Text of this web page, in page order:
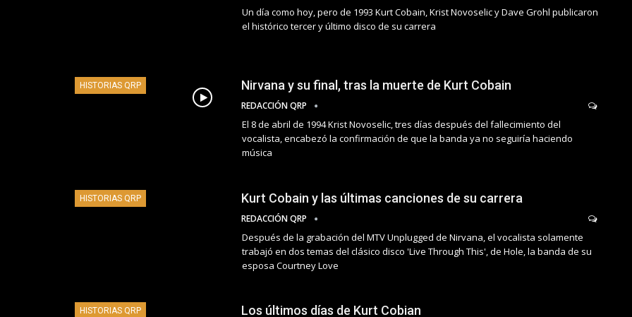
Un día como hoy, pero de 1993 Kurt Cobain, Krist Novoselic y Dave Grohl publicaron
el histórico tercer y último disco de su carrera
HISTORIAS QRP Nirvana y su final, tras la muerte de Kurt Cobain
REDACCIÓN QRP
El 8 de abril de 1994 Krist Novoselic, tres días después del fallecimiento del
vocalista, encabezó la confirmación de que la banda ya no seguiría haciendo
música
HISTORIAS QRP Kurt Cobain y las últimas canciones de su carrera
REDACCIÓN QRP
Después de la grabación del MTV Unplugged de Nirvana, el vocalista solamente
trabajó en dos temas del clásico disco 'Live Through This', de Hole, la banda de su
esposa Courtney Love
HISTORIAS QRP Los últimos días de Kurt Cobian